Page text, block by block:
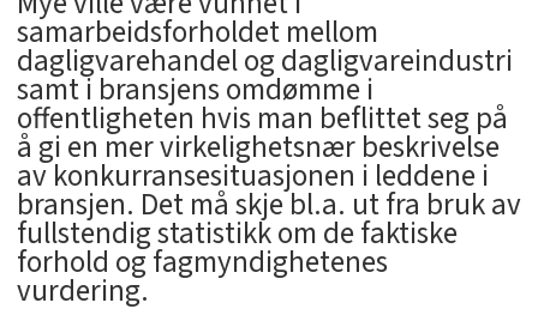
samarbeidsforholdet mellom
dagligvarehandel og dagligvareindustri
samt i bransjens omdømme i
offentligheten hvis man beflittet seg på
å gi en mer virkelighetsnær beskrivelse
av konkurransesituasjonen i leddene i
bransjen. Det må skje bl.a. ut fra bruk av
fullstendig statistikk om de faktiske
forhold og fagmyndighetenes
vurdering.